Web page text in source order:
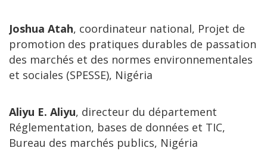
Joshua Atah, coordinateur national, Projet de
promotion des pratiques durables de passation
des marchés et des normes environnementales
et sociales (SPESSE), Nigéria
Aliyu E. Aliyu, directeur du département
Réglementation, bases de données et TIC,
Bureau des marchés publics, Nigéria